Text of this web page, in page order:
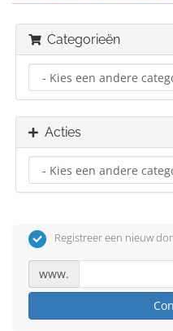
Categorieën
Acties
Registreer een nieuw
www.